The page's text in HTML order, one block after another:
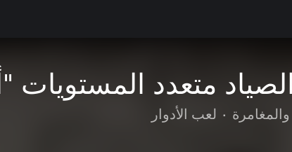
متعدد المستويات
والمغامرة • لعب الأدوار